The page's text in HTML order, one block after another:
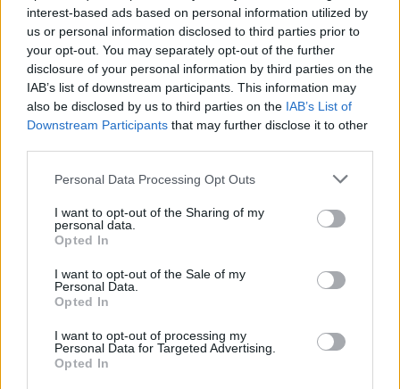
interest-based ads based on personal information utilized by
us or personal information disclosed to third parties prior to
your opt-out. You may separately opt-out of the further
disclosure of your personal information by third parties on the
IAB’s list of downstream participants. This information may
also be disclosed by us to third parties on the IAB’s List of
Downstream Participants that may further disclose it to other
Personal Data Processing Opt Outs
I want to opt-out of the Sharing of my
personal data.
Opted In
I want to opt-out of the Sale of my
Personal Data.
Opted In
I want to opt-out of processing my
Personal Data for Targeted Advertising.
Opted In
πολιτιστική κρίση του δυτικού κόσμου, υβριδικοί πόλεμοι και
άνοδος του αυταρχισμού, είναι μια σειρά από καίριες προκλήσεις,
που κάθε άλλο παρά συνάδουν με την εγχώρια γελοιότητα της
πολιτικής αντιπαράθεσης και τη σταδιακή έκπτωση μιας
δημοσιογραφίας που μάχεται τη μάθηση.
Ακόμα χειρότερα, όσο στη χώρα θα παραμένουν στο προσκήνιο οι
δυνάμεις που ακύρωσαν «τη μεταρρύθμιση Γιαννίτση» των αρχών